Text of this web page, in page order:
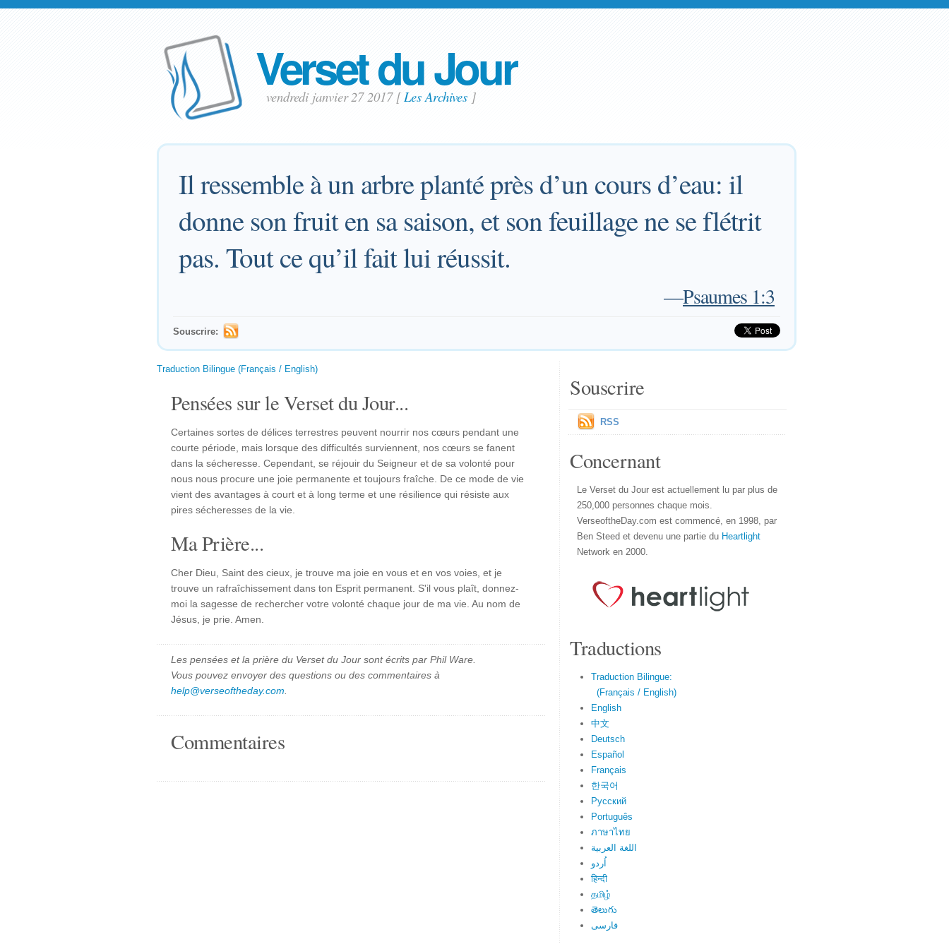
Verset du Jour
vendredi janvier 27 2017 [Les Archives ]
Il ressemble à un arbre planté près d’un cours d’eau: il
donne son fruit en sa saison, et son feuillage ne se flétrit
pas. Tout ce qu’il fait lui réussit.
—Psaumes 1:3
Souscrire:
Traduction Bilingue (Français / English)
Pensées sur le Verset du Jour...
Certaines sortes de délices terrestres peuvent nourrir nos cœurs pendant une
courte période, mais lorsque des difficultés surviennent, nos cœurs se fanent
dans la sécheresse. Cependant, se réjouir du Seigneur et de sa volonté pour
nous nous procure une joie permanente et toujours fraîche. De ce mode de vie
vient des avantages à court et à long terme et une résilience qui résiste aux
pires sécheresses de la vie.
Ma Prière...
Cher Dieu, Saint des cieux, je trouve ma joie en vous et en vos voies, et je
trouve un rafraîchissement dans ton Esprit permanent. S'il vous plaît, donnez-
moi la sagesse de rechercher votre volonté chaque jour de ma vie. Au nom de
Jésus, je prie. Amen.
Les pensées et la prière du Verset du Jour sont écrits par Phil Ware.
Vous pouvez envoyer des questions ou des commentaires à
help@verseoftheday.com
Commentaires
Souscrire
RSS
Concernant
Le Verset du Jour est actuellement lu par plus de
250,000 personnes chaque mois.
VerseoftheDay.com est commencé, en 1998, par
Ben Steed et devenu une partie du Heartlight
Network en 2000.
Traductions
Traduction Bilingue:
(Français / English)
English
中文
Deutsch
Español
Français
한국어
Русский
Português
ภาษาไทย
اللغة العربية
اُردو
हिन्दी
தமிழ்
తెలుగు
فارسی